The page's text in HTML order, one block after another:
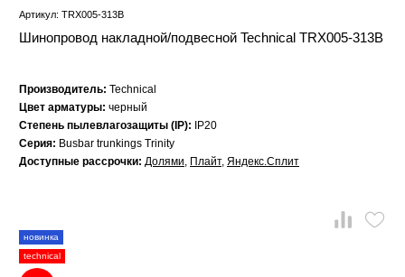
Артикул: TRX005-313B
Шинопровод накладной/подвесной Technical TRX005-313B
Производитель: Technical
Цвет арматуры: черный
Степень пылевлагозащиты (IP):
IP20
Серия: Busbar trunkings Trinity
Доступные рассрочки: Долями, Плайт, Яндекс.Сплит
новинка
technical